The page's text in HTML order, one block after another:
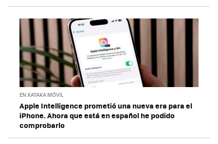
EN XATAKA MÓVIL
Apple Intelligence prometió una nueva era para el
iPhone. Ahora que está en español he podido
comprobarlo